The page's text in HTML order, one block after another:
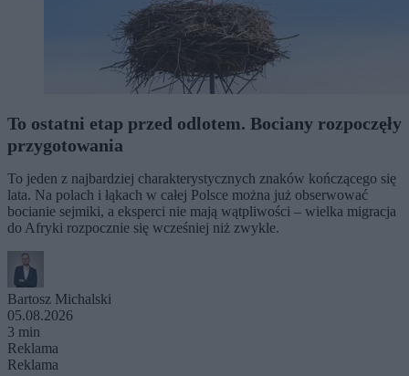
To ostatni etap przed odlotem. Bociany rozpoczęły
przygotowania
To jeden z najbardziej charakterystycznych znaków kończącego się
lata. Na polach i łąkach w całej Polsce można już obserwować
bocianie sejmiki, a eksperci nie mają wątpliwości – wielka migracja
do Afryki rozpocznie się wcześniej niż zwykle.
Bartosz Michalski
05.08.2026
3 min
Reklama
Reklama